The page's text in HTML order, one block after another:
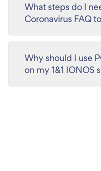
What steps do I
Coronavirus FAQ
Why should I use
on my 1&1 IONOS